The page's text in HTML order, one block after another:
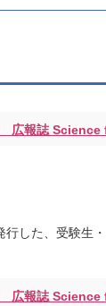
広報誌
した、受験生
広報誌